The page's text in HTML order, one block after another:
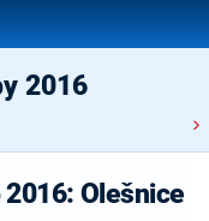
2016
Olešnice